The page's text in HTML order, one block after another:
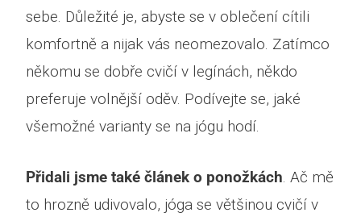
sebe. Důležité je, abyste se v oblečení cítili
komfortně a nijak vás neomezovalo. Zatímco
někomu se dobře cvičí v legínách, někdo
preferuje volnější oděv. Podívejte se, jaké
všemožné varianty se na jógu hodí.
Přidali jsme také článek o ponožkách. Ač mě
to hrozně udivovalo, jóga se většinou cvičí v